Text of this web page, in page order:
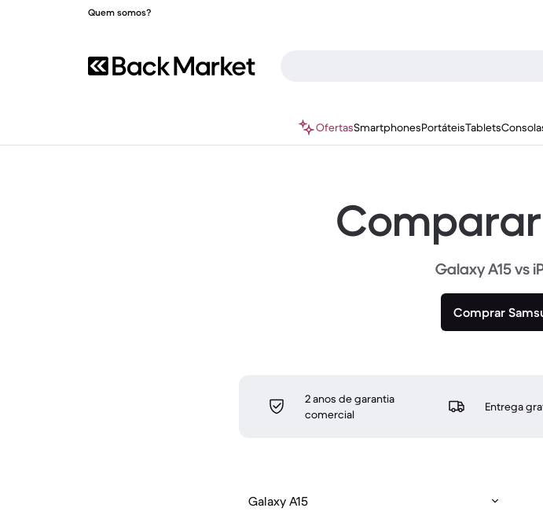
Quem somos?
OfertasSmartphonesPortáteisTablets
Galaxy A15 vs
Comprar
2 anos de garantia
comercial
Entrega
Galaxy A15